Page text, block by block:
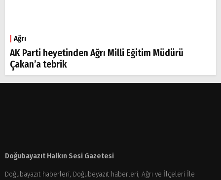
Ağrı
AK Parti heyetinden Ağrı Milli Eğitim Müdürü
Çakan’a tebrik
Doğubayazıt Halkın Sesi Gazetesi
Doğubayazıt haberleri, Doğubeyazıt haberleri, Ağrı ve İlçeleri İle